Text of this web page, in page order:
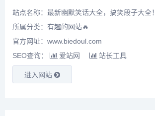
站点名称：最新幽默笑话大全，搞笑段子大全！
所属分类： 有趣的网站🔥
官方网址：www.biedoul.com
SEO查询：
爱站网 站长工具
进入网站